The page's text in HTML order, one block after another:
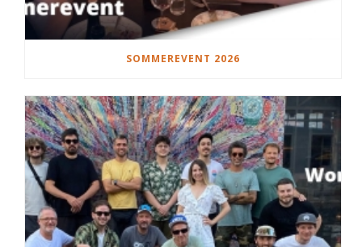
SOMMEREVENT 2026